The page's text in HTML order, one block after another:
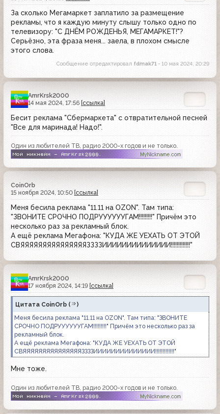
За сколько Мегамаркет заплатило за размещение
рекламы, что я каждую минуту слышу только одно по
телевизору: "С ДНЁМ РОЖДЕНЬЯ, МЕГАМАРКЕТ!"?
Серьёзно, эта фраза меня... заела, в плохом смысле
этого слова.
Сообщение отредактировал fdmak71 - 10 мая 2024, 20:29
AmrKrsk2000
14 мая 2024, 17:56 [ссылка]
Бесит реклама "Сбермаркета" с отвратительной песней
"Все для маринада! Надо!".
Один из любителей ТВ, радио 2000-х годов и не только.
CoinOrb
15 ноября 2024, 10:50 [ссылка]
Меня бесила реклама "11.11 на OZON". Там типа:
"ЗВОНИТЕ СРОЧНО ПОДРУУУУУУГАМ!!!!!!!!!" Причём это
несколько раз за рекламный блок.
А ещё реклама Мегафона: "КУДА ЖЕ УЕХАТЬ ОТ ЭТОЙ
СВЯЯЯЯЯЯЯЯЯЯЯЯЯЯЯЗЗЗЗИИИИИИИИИИИИИИ!!!!!!!!!!!!!"
AmrKrsk2000
17 ноября 2024, 14:19 [ссылка]
Цитата CoinOrb (
)
Меня бесила реклама "11.11 на OZON". Там типа: "ЗВОНИТЕ
СРОЧНО ПОДРУУУУУУГАМ!!!!!!!!!" Причём это несколько раз за
рекламный блок.
А ещё реклама Мегафона: "КУДА ЖЕ УЕХАТЬ ОТ ЭТОЙ
СВЯЯЯЯЯЯЯЯЯЯЯЯЯЯЯЗЗЗЗИИИИИИИИИИИИИИ!!!!!!!!!!!!!"
Мне тоже.
Один из любителей ТВ, радио 2000-х годов и не только.